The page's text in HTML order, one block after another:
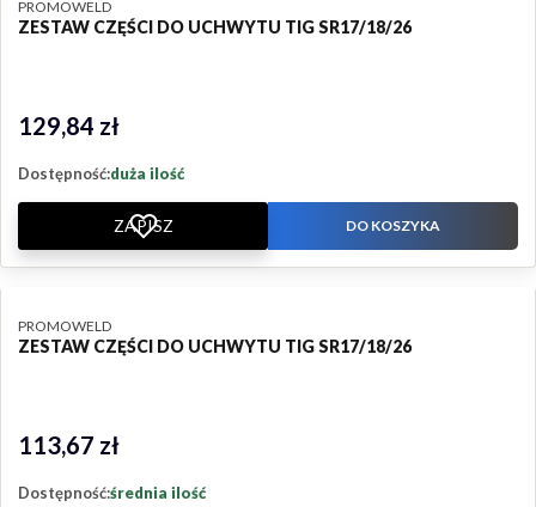
ZESTAW CZĘŚCI DO UCHWYTU TIG SR17/18/26
PRODUCENT
PROMOWELD
Cena
129,84 zł
Dostępność:duża ilość
ZAPISZ DO KOSZYKA
ZESTAW CZĘŚCI DO UCHWYTU TIG SR17/18/26
PRODUCENT
PROMOWELD
Cena
113,67 zł
Dostępność:średnia ilość